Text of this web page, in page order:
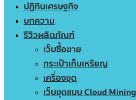
ปฏิทินเศรษฐกิจ
บทความ
รีวิวผลิตภัณฑ์
เว็บซื้อขาย
กระเป๋าเก็บเหรียญ
เครื่องขุด
เว็บขุดแบบ Cloud Mining